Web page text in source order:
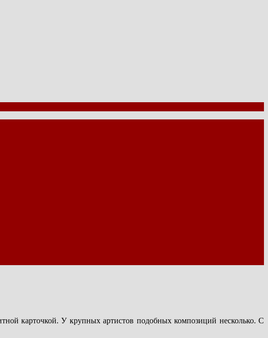
карточкой. У крупных артистов подобных композиций несколько. С